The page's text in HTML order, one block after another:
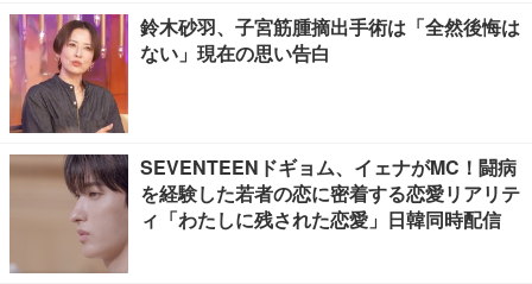
鈴木砂羽、子宮筋腫摘出手術は「全然後悔は
ない」現在の思い告白
SEVENTEENドギョム、イェナがMC！闘病
を経験した若者の恋に密着する恋愛リアリテ
ィ「わたしに残された恋愛」日韓同時配信